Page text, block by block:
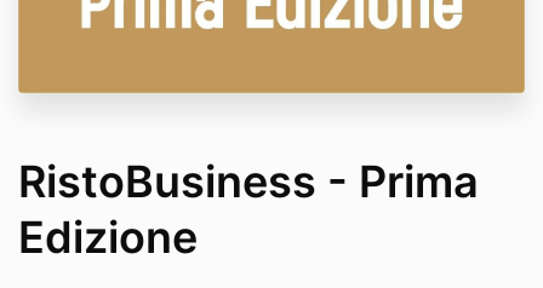
RistoBusiness - Prima
Edizione